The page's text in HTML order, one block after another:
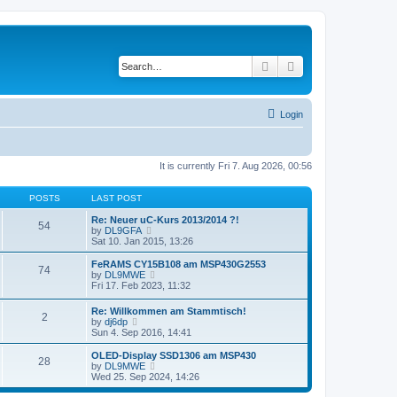
Search
Login
It is currently Fri 7. Aug 2026, 00:56
POSTS LAST POST
54
Re: Neuer uC-Kurs 2013/2014 ?!
by DL9GFA
i
e
w
h
l
a
e
s
t
o
s
Sat 10. Jan 2015, 13:26
74
FeRAMS CY15B108 am MSP430G2553
by DL9MWE
i
t
h
e
l
a
e
s
Fri 17. Feb 2023, 11:32
2
Re: Willkommen am Stammtisch!
by dj6dp
i
e
w
t
h
e
Sun 4. Sep 2016, 14:41
28
OLED-Display SSD1306 am MSP430
by DL9MWE
i
e
Wed 25. Sep 2024, 14:26